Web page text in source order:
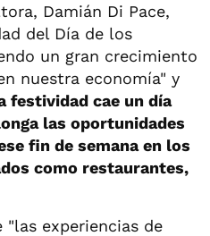
Damián Di Pace,
del Día de los
un gran crecimiento
nuestra economía" y
festividad cae un día
las oportunidades
fin de semana en los
como restaurantes,
"las experiencias de